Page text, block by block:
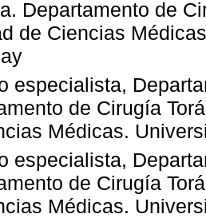
Departamento de
de Ciencias
especialista,
de Cirugía
Médicas.
especialista,
de Cirugía
Médicas.